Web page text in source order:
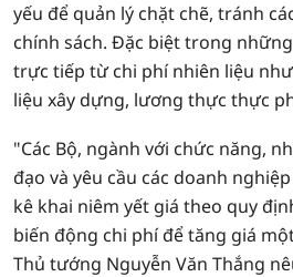
yếu để quản lý chặt chẽ, tránh
chính sách. Đặc biệt trong
trực tiếp từ chi phí nhiên liệu
liệu xây dựng, lương thực thực
"Các Bộ, ngành với chức năng,
đạo và yêu cầu các doanh
kê khai niêm yết giá theo quy
biến động chi phí để tăng giá
Thủ tướng Nguyễn Văn Thắng